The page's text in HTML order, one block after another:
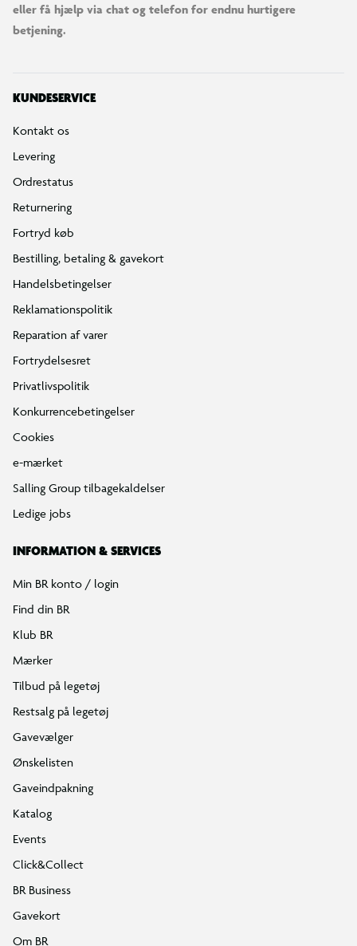
eller få hjælp via chat og telefon for endnu hurtigere
betjening.
KUNDESERVICE
Kontakt os
Levering
Ordrestatus
Returnering
Fortryd køb
Bestilling, betaling & gavekort
Handelsbetingelser
Reklamationspolitik
Reparation af varer
Fortrydelsesret
Privatlivspolitik
Konkurrencebetingelser
Cookies
e-mærket
Salling Group tilbagekaldelser
Ledige jobs
INFORMATION & SERVICES
Min BR konto / login
Find din BR
Klub BR
Mærker
Tilbud på legetøj
Restsalg på legetøj
Gavevælger
Ønskelisten
Gaveindpakning
Katalog
Events
Click&Collect
BR Business
Gavekort
Om BR